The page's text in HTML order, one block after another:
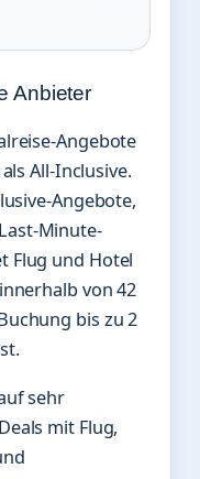
Anbieter
Angebote
All-Inclusive.
Angebote,
Minute-
Flug und Hotel
von 42
bis zu 2
sehr
mit Flug,